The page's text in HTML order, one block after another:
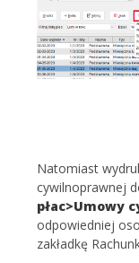
Natomiast
cywilnoprawnej
płac>Umowy
odpowiedniej
zakładkę